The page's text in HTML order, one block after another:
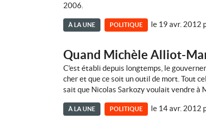
2006.
À LA UNE POLITIQUE le 19 avr. 2012
Quand Michèle Alliot-
C'est établi depuis longtemps, le
cher et que ce soit un outil de mort. Tout
sait que Nicolas Sarkozy voulait vendre à
À LA UNE POLITIQUE le 14 avr. 2012